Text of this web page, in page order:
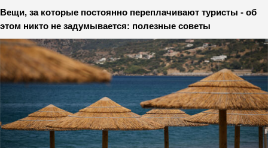
Вещи, за которые постоянно переплачивают туристы - об
этом никто не задумывается: полезные советы